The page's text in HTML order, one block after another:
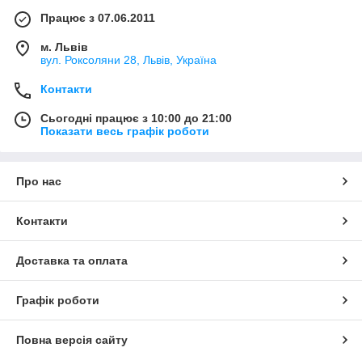
Працює з 07.06.2011
м. Львів
вул. Роксоляни 28, Львів, Україна
Контакти
Сьогодні працює з 10:00 до 21:00
Показати весь графік роботи
Про нас
Контакти
Доставка та оплата
Графік роботи
Повна версія сайту